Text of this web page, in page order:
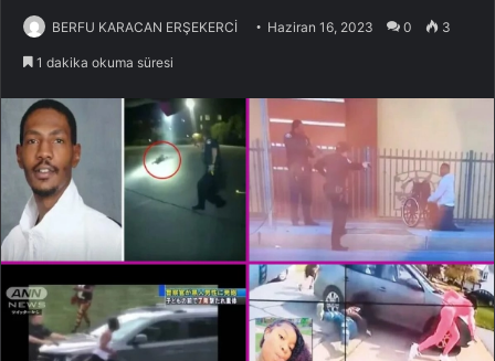
BERFU KARACAN ERŞEKERCİ Haziran 16, 2023 0 3
1 dakika okuma süresi